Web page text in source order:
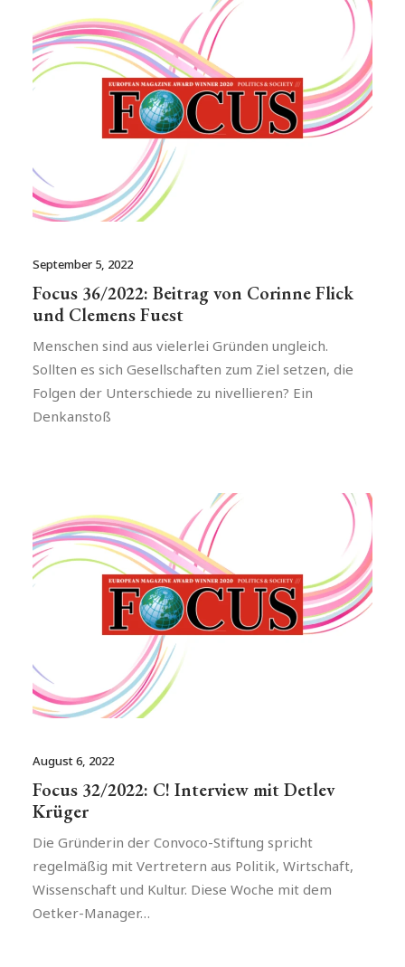
September 5, 2022
Focus 36/2022: Beitrag von Corinne Flick
und Clemens Fuest
Menschen sind aus vielerlei Gründen ungleich.
Sollten es sich Gesellschaften zum Ziel setzen, die
Folgen der Unterschiede zu nivellieren? Ein
Denkanstoß
August 6, 2022
Focus 32/2022: C! Interview mit Detlev
Krüger
Die Gründerin der Convoco-Stiftung spricht
regelmäßig mit Vertretern aus Politik, Wirtschaft,
Wissenschaft und Kultur. Diese Woche mit dem
Oetker-Manager…